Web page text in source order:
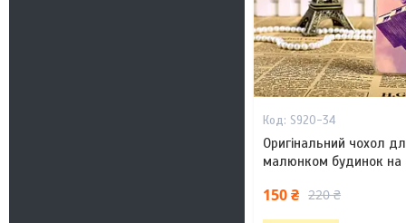
S920-34
Оригінальний чохол
малюнком будинок на
150 ₴ 220 ₴